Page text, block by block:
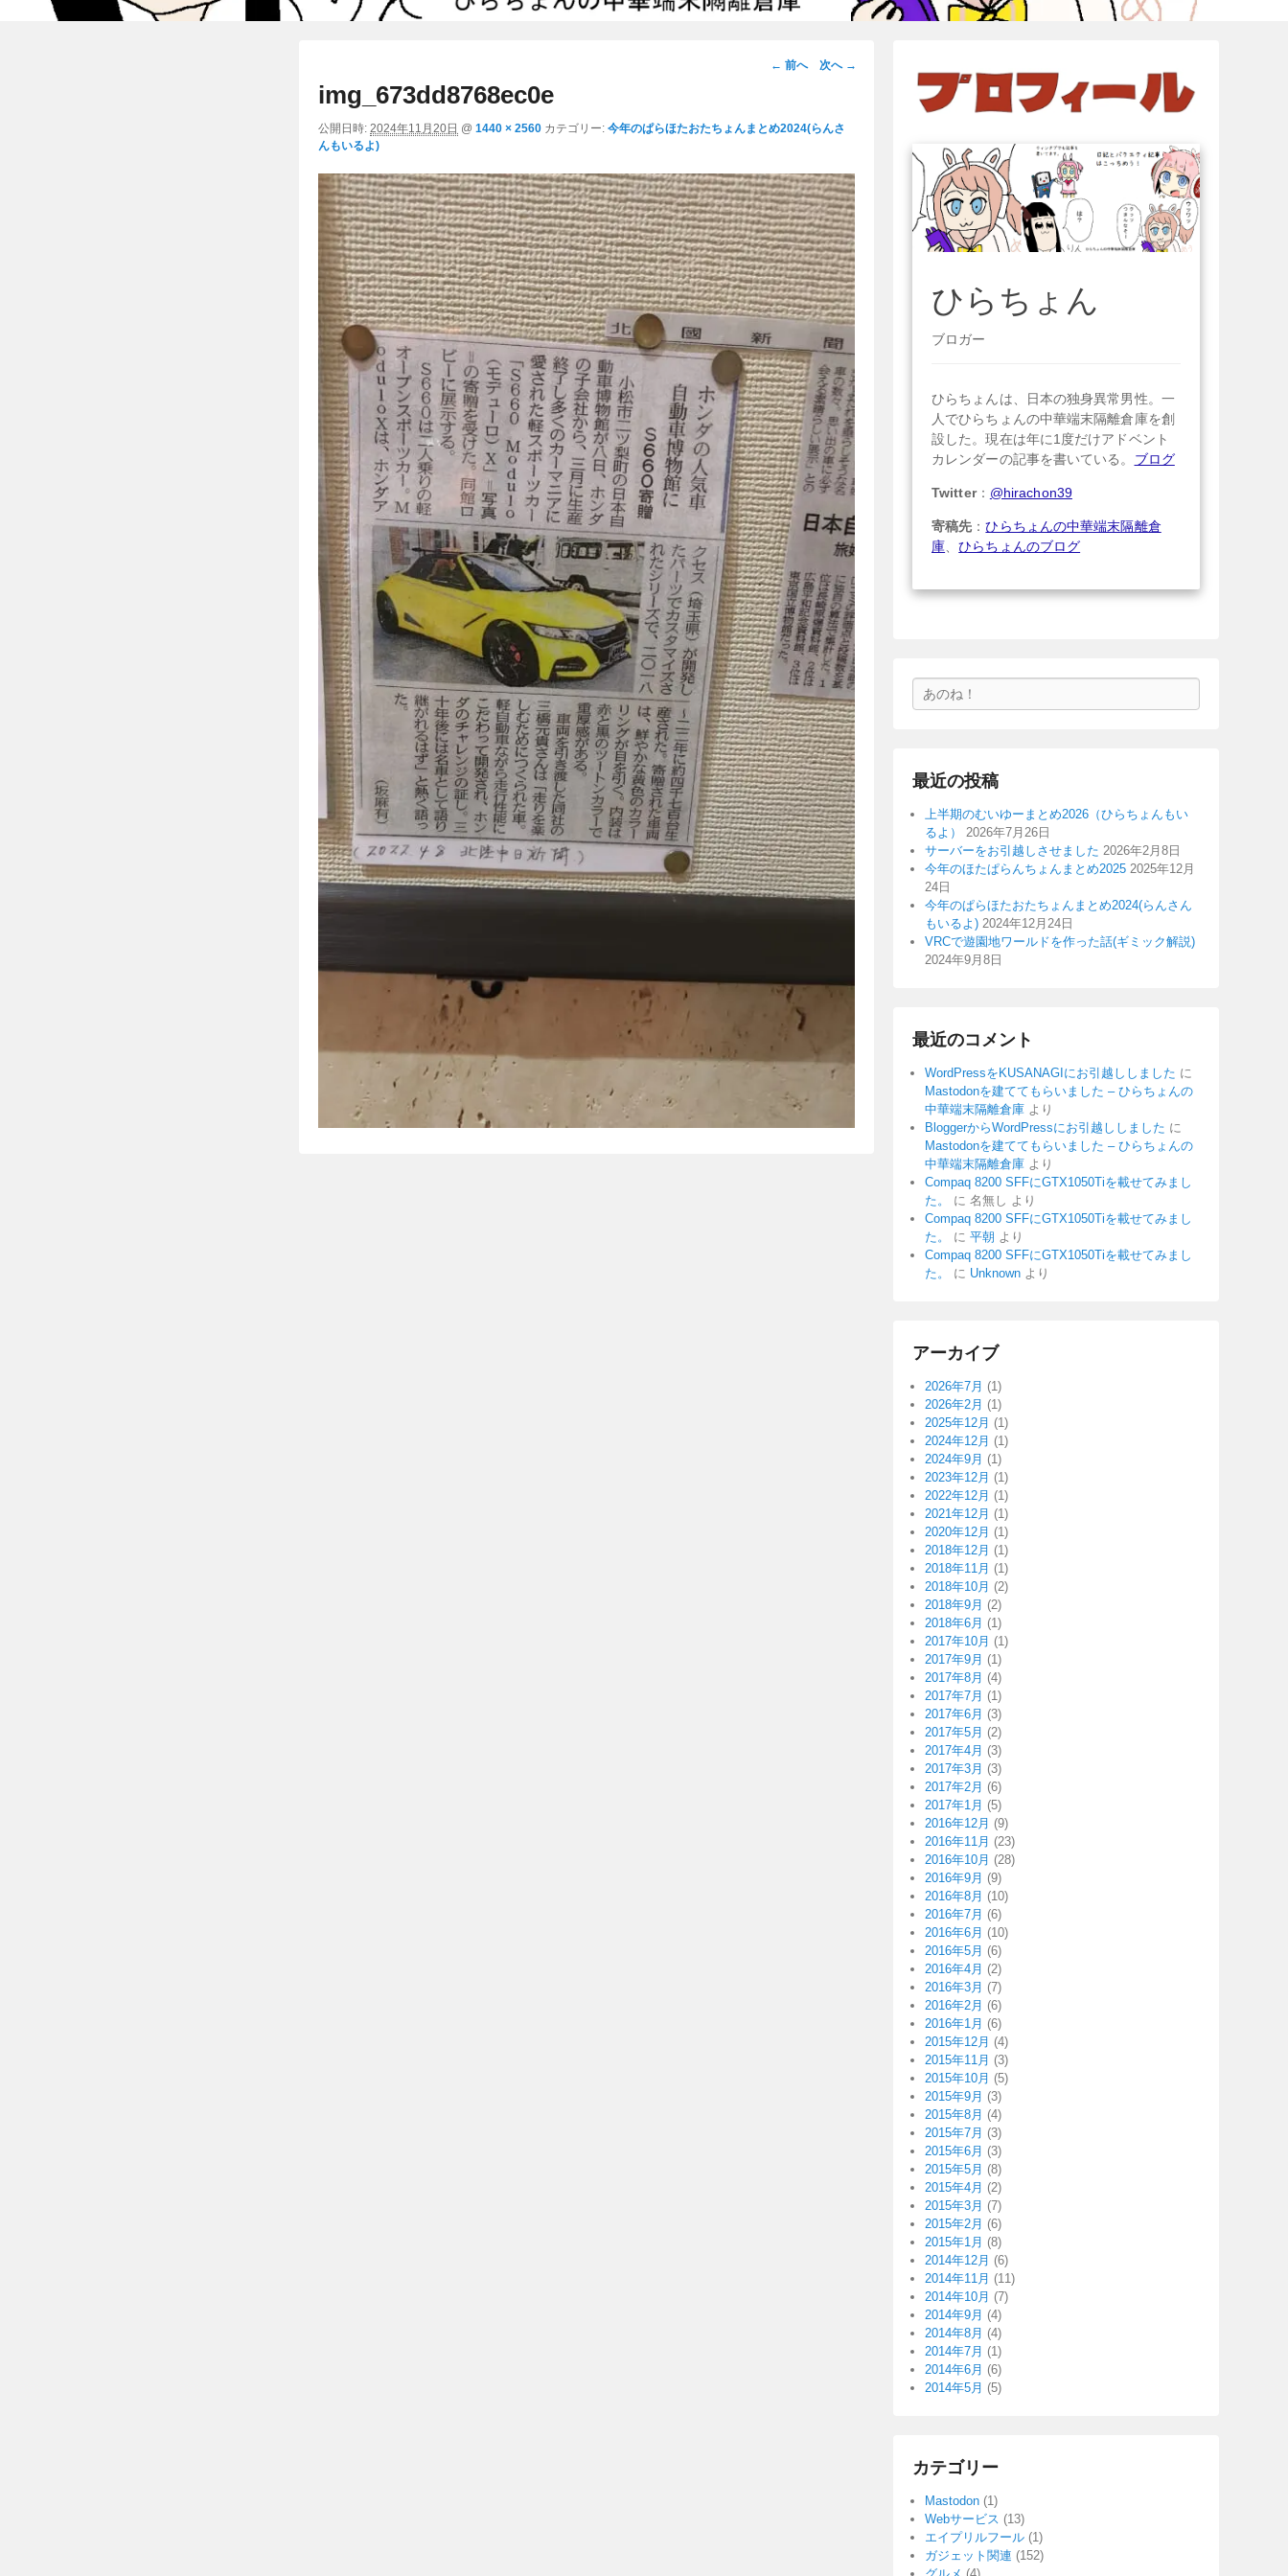
画
ビ
ー
シ
ョ
ン
← 前へ 次へ →
img_673dd8768ec0e
公開日時: 2024年11月20日 @ 1440 × 2560 カテゴリー: 今年のぱらほたおたちょんまとめ2024(らんさ
んもいるよ)
ひらちょん
ブロガー
ひらちょんは、日本の独身異常男性。一
人でひらちょんの中華端末隔離倉庫を創
設した。現在は年に1度だけアドベント
カレンダーの記事を書いている。 ブログ
Twitter： @hirachon39
寄稿先 ：ひらちょんの中華端末隔離倉
庫 、ひらちょんのブログ
索
最近の投稿
上半期のむいゆーまとめ2026（ひらちょんもい
るよ）
2026年7月26日
サーバーをお引越しさせました 2026年2月8日
今年のほたぱらんちょんまとめ2025 2025年12月
24日
今年のぱらほたおたちょんまとめ2024(らんさん
もいるよ) 2024年12月24日
VRCで遊園地ワールドを作った話(ギミック解説)
2024年9月8日
最近のコメント
WordPressをKUSANAGIにお引越ししました に
Mastodonを建ててもらいました – ひらちょんの
中華端末隔離倉庫 より
BloggerからWordPressにお引越ししました に
Mastodonを建ててもらいました – ひらちょんの
中華端末隔離倉庫 より
Compaq 8200 SFFにGTX1050Tiを載せてみまし
た。
に 名無し より
Compaq 8200 SFFにGTX1050Tiを載せてみまし
た。
に 平朝 より
Compaq 8200 SFFにGTX1050Tiを載せてみまし
た。
に Unknown より
アーカイブ
2026年7月 (1)
2026年2月 (1)
2025年12月 (1)
2024年12月 (1)
2024年9月 (1)
2023年12月 (1)
2022年12月 (1)
2021年12月 (1)
2020年12月 (1)
2018年12月 (1)
2018年11月 (1)
2018年10月 (2)
2018年9月 (2)
2018年6月 (1)
2017年10月 (1)
2017年9月 (1)
2017年8月 (4)
2017年7月 (1)
2017年6月 (3)
2017年5月 (2)
2017年4月 (3)
2017年3月 (3)
2017年2月 (6)
2017年1月 (5)
2016年12月 (9)
2016年11月 (23)
2016年10月 (28)
2016年9月 (9)
2016年8月 (10)
2016年7月 (6)
2016年6月 (10)
2016年5月 (6)
2016年4月 (2)
2016年3月 (7)
2016年2月 (6)
2016年1月 (6)
2015年12月 (4)
2015年11月 (3)
2015年10月 (5)
2015年9月 (3)
2015年8月 (4)
2015年7月 (3)
2015年6月 (3)
2015年5月 (8)
2015年4月 (2)
2015年3月 (7)
2015年2月 (6)
2015年1月 (8)
2014年12月 (6)
2014年11月 (11)
2014年10月 (7)
2014年9月 (4)
2014年8月 (4)
2014年7月 (1)
2014年6月 (6)
2014年5月 (5)
カテゴリー
Mastodon (1)
Webサービス (13)
エイプリルフール (1)
ガジェット関連 (152)